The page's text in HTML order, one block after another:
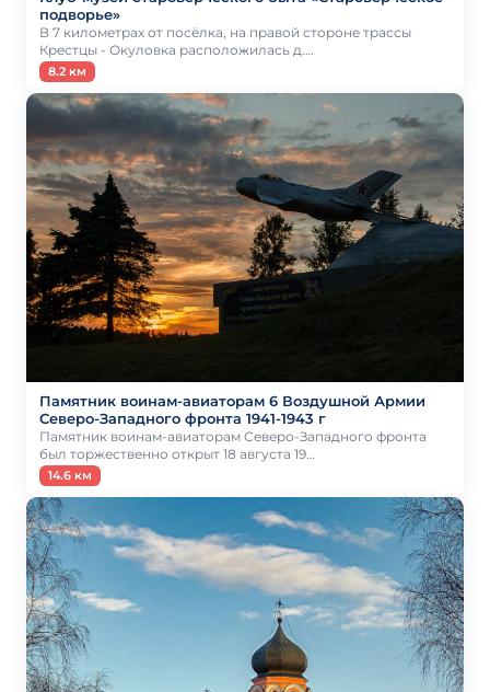
подворье»
В 7 километрах от посёлка, на правой стороне трассы
Крестцы - Окуловка расположилась д.…
8.2 км
Памятник воинам-авиаторам 6 Воздушной Армии
Северо-Западного фронта 1941-1943 г
Памятник воинам-авиаторам Северо-Западного фронта
был торжественно открыт 18 августа 19…
14.6 км